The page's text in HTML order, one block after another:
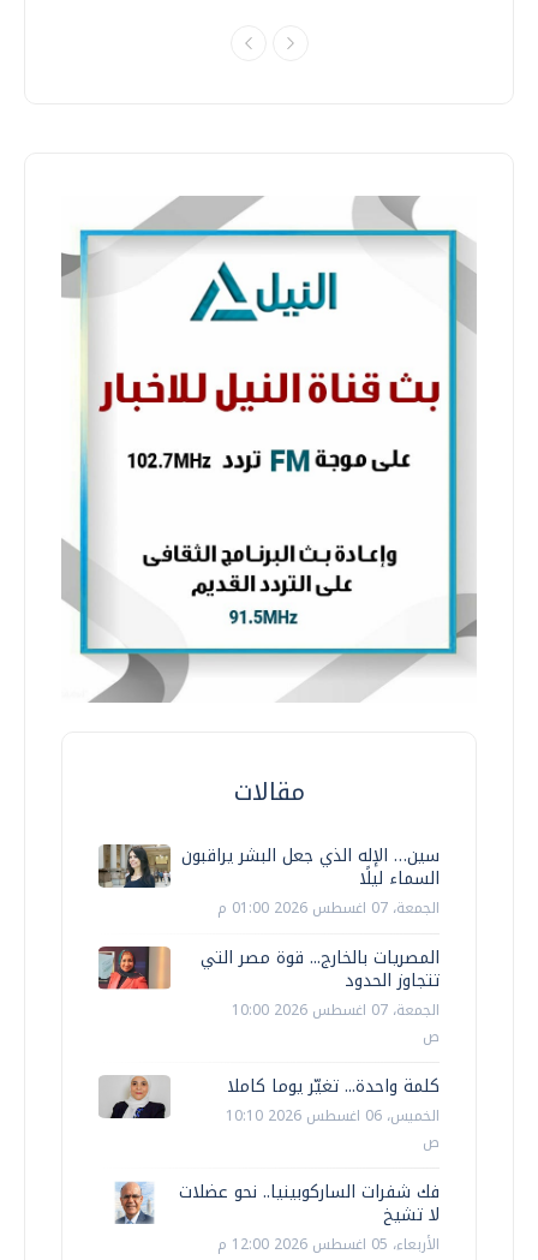
مقالات
سين… الإله الذي جعل البشر يراقبون
السماء ليلًا
الجمعة، 07 اغسطس 2026 01:00 م
المصريات بالخارج... قوة مصر التي
تتجاوز الحدود
الجمعة، 07 اغسطس 2026 10:00
ص
كلمة واحدة... تغيّر يوما كاملا
الخميس، 06 اغسطس 2026 10:10
ص
فك شفرات الساركوبينيا.. نحو عضلات
لا تشيخ
الأربعاء، 05 اغسطس 2026 12:00 م